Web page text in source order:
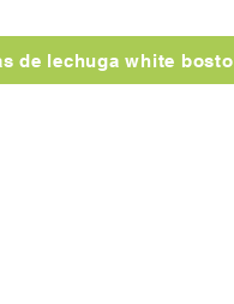
de lechuga white